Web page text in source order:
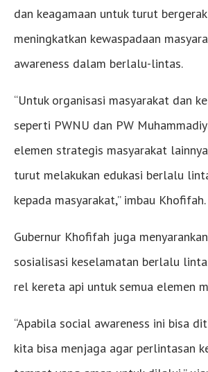
dan keagamaan untuk turut
meningkatkan kewaspadaan
awareness dalam berlalu-lintas.
“Untuk organisasi masyarakat dan
seperti PWNU dan PW
elemen strategis masyarakat
turut melakukan edukasi berlalu
kepada masyarakat,” imbau Khofifah.
Gubernur Khofifah juga
sosialisasi keselamatan berlalu
rel kereta api untuk semua elemen
“Apabila social awareness ini bisa
kita bisa menjaga agar perlintasan